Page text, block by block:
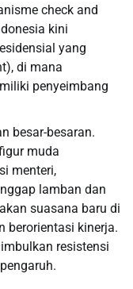
check and
kini
yang
di mana
penyeimbang
besar-besaran.
muda
menteri,
lamban dan
suasana baru di
berorientasi kinerja.
resistensi